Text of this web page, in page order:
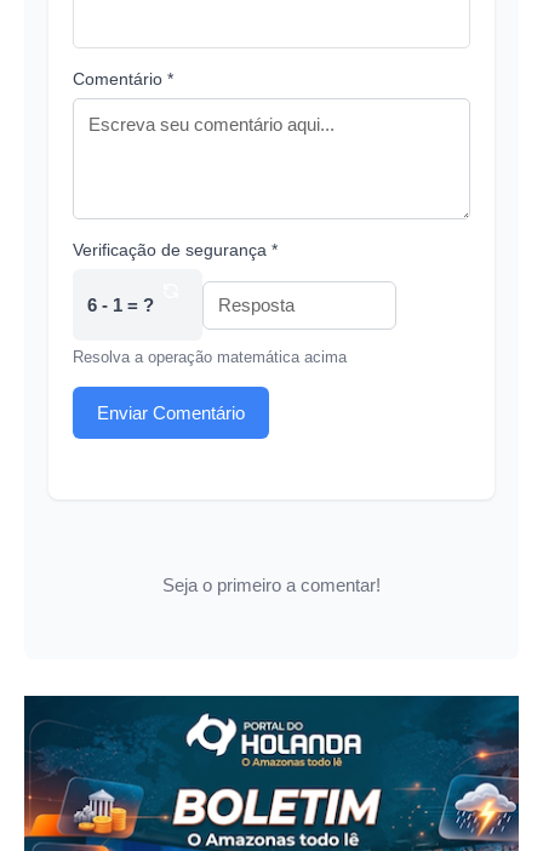
Comentário *
Verificação de segurança *
6 - 1 = ?
Resolva a operação matemática acima
Enviar Comentário
Seja o primeiro a comentar!